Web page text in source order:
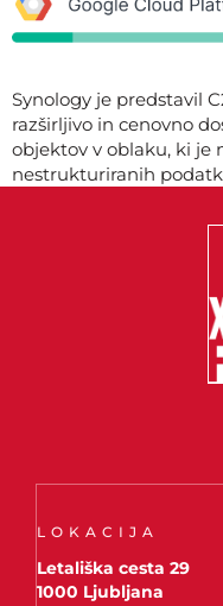
Synology je predstavil
razširljivo in cenovno
objektov v oblaku, ki je
nestrukturiranih
LOKACIJA
Letališka cesta 29
1000 Ljubljana